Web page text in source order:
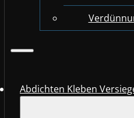
Abdichten Kleben